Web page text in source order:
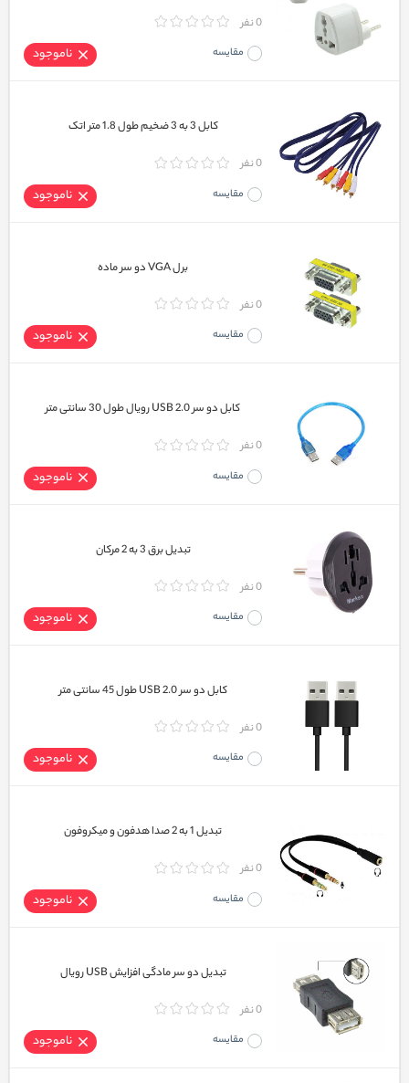
0 نفر
مقایسه ناموجود
کابل 3 به 3 ضخیم طول 1.8 متر اتک
0 نفر
مقایسه ناموجود
برل VGA دو سر ماده
0 نفر
مقایسه ناموجود
کابل دو سر USB 2.0 رویال طول 30 سانتی متر
0 نفر
مقایسه ناموجود
تبدیل برق 3 به 2 مرکان
0 نفر
مقایسه ناموجود
کابل دو سر USB 2.0 طول 45 سانتی متر
0 نفر
مقایسه ناموجود
تبدیل 1 به 2 صدا هدفون و میکروفون
0 نفر
مقایسه ناموجود
تبدیل دو سر مادگی افزایش USB رویال
0 نفر
مقایسه ناموجود